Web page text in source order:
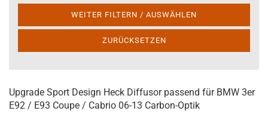
WEITER FILTERN / AUSWÄHLEN
ZURÜCKSETZEN
Upgrade Sport Design Heck Diffusor passend für BMW 3er
E92 / E93 Coupe / Cabrio 06-13 Carbon-Optik